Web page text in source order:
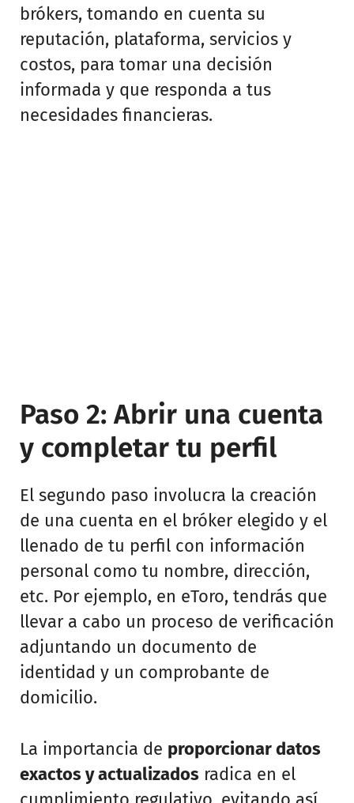
brókers, tomando en cuenta su
reputación, plataforma, servicios y
costos, para tomar una decisión
informada y que responda a tus
necesidades financieras.
Paso 2: Abrir una cuenta
y completar tu perfil
El segundo paso involucra la creación
de una cuenta en el bróker elegido y el
llenado de tu perfil con información
personal como tu nombre, dirección,
etc. Por ejemplo, en eToro, tendrás que
llevar a cabo un proceso de verificación
adjuntando un documento de
identidad y un comprobante de
domicilio.
La importancia de proporcionar datos
exactos y actualizados radica en el